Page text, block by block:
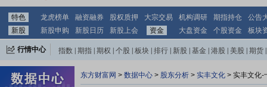
特色 龙虎榜单 融资融券 股权质押 大宗交易 机构调研 期指持仓
公告
新股
新股申购 新股日历 新股上会 资金 大盘资金 个股资金 板块
行情中心 指数 期指 期权 个股 板块 排行 新股 基金 港股 美股 期货
东方财富网 > 数据中心 > 股东分析 > 实丰文化 > 实丰文化-